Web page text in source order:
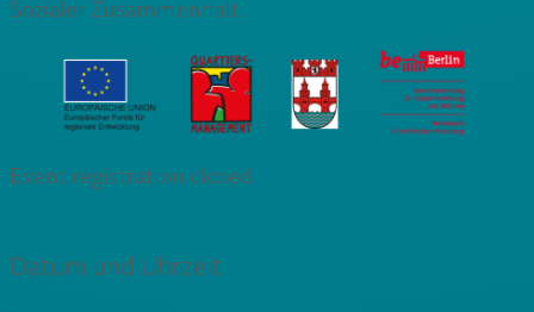
Sozialer Zusammenhalt.
Event registration closed.
Datum und Uhrzeit